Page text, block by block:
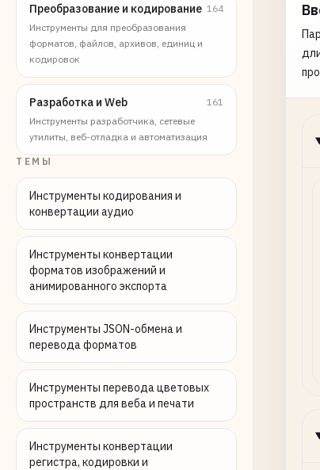
Преобразование и кодирование 164
Инструменты для преобразования
форматов, файлов, архивов, единиц и
кодировок
Разработка и Web
161
Инструменты разработчика, сетевые
утилиты, веб-отладка и автоматизация
ТЕМЫ
Инструменты кодирования и
конвертации аудио
Инструменты конвертации
форматов изображений и
анимированного экспорта
Инструменты JSON-обмена и
перевода форматов
Инструменты перевода цветовых
пространств для веба и печати
Инструменты конвертации
регистра, кодировки и